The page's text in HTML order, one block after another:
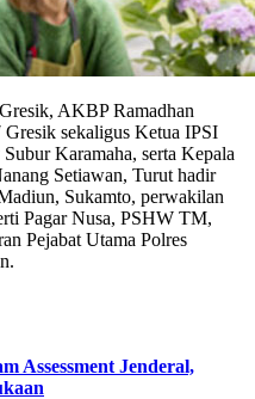
AKBP Ramadhan
sekaligus Ketua IPSI
Karamaha, serta Kepala
Setiawan, Turut hadir
Sukamto, perwakilan
Pagar Nusa, PSHW TM,
Pejabat Utama Polres
Assessment Jenderal,